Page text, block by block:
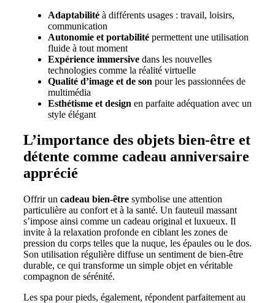
Adaptabilité à différents usages : travail, loisirs,
communication
Autonomie et portabilité permettent une utilisation
fluide à tout moment
Expérience immersive dans les nouvelles
technologies comme la réalité virtuelle
Qualité d’image et de son pour les passionnées de
multimédia
Esthétisme et design en parfaite adéquation avec un
style élégant
L’importance des objets bien-être et
détente comme cadeau anniversaire
apprécié
Offrir un cadeau bien-être symbolise une attention
particulière au confort et à la santé. Un fauteuil massant
s’impose ainsi comme un cadeau original et luxueux. Il
invite à la relaxation profonde en ciblant les zones de
pression du corps telles que la nuque, les épaules ou le dos.
Son utilisation régulière diffuse un sentiment de bien-être
durable, ce qui transforme un simple objet en véritable
compagnon de sérénité.
Les spa pour pieds, également, répondent parfaitement au